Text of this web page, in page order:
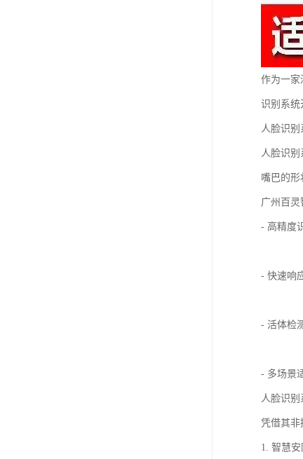
作为一家
识别系统
人脸识
人脸识别
嘴巴的形
广州百灵
- 高精度
- 快速响
- 活体检
- 多场景
人脸识别
凭借其非
1. 智慧安